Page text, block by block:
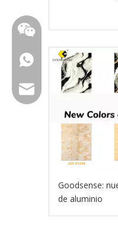
WhatsApp
Email
Goodsense:
de aluminio